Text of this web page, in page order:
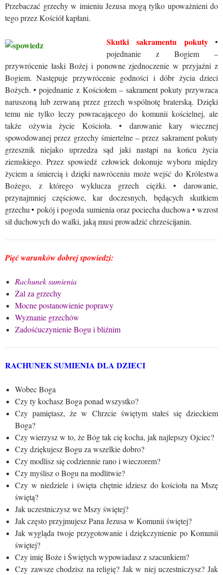
Przebaczać grzechy w imieniu Jezusa mogą tylko upoważnieni do
tego przez Kościół kapłani.
Skutki sakramentu pokuty
•
pojednanie z Bogiem –
przywrócenie łaski Bożej i ponowne zjednoczenie w przyjaźni z
Bogiem. Następuje przywrócenie godności i dóbr życia dzieci
Bożych. • pojednanie z Kościołem – sakrament pokuty przywraca
naruszoną lub zerwaną przez grzech wspólnotę braterską. Dzięki
temu nie tylko leczy powracającego do komunii kościelnej, ale
także ożywia życie Kościoła.
• darowanie kary wiecznej
spowodowanej przez grzechy śmiertelne – przez sakrament pokuty
grzesznik niejako uprzedza sąd jaki nastąpi na końcu życia
ziemskiego. Przez spowiedź człowiek dokonuje wyboru między
życiem a śmiercią i dzięki nawróceniu może wejść do Królestwa
Bożego, z którego wyklucza grzech ciężki.
• darowanie,
przynajmniej częściowe, kar doczesnych, będących skutkiem
grzechu • pokój i pogoda sumienia oraz pociecha duchowa • wzrost
sił duchowych do walki, jaką musi prowadzić chrześcijanin.
Pięć warunków dobrej spowiedzi:
Rachunek sumienia
Żal za grzechy
Mocne postanowienie poprawy
Wyznanie grzechów
Zadośćuczynienie Bogu i bliźnim
RACHUNEK SUMIENIA DLA DZIECI
Wobec Boga
Czy ty kochasz Boga ponad wszystko?
Czy pamiętasz, że w Chrzcie świętym stałeś się dzieckiem
Boga?
Czy wierzysz w to, że Bóg tak cię kocha, jak najlepszy Ojciec?
Czy dziękujesz Bogu za wszelkie dobro?
Czy modlisz się codziennie rano i wieczorem?
Czy myślisz o Bogu na modlitwie?
Czy w niedziele i święta chętnie idziesz do kościoła na Mszę
świętą?
Jak uczestniczysz we Mszy świętej?
Jak często przyjmujesz Pana Jezusa w Komunii świętej?
Jak wygląda twoje przygotowanie i dziękczynienie po Komunii
świętej?
Czy imię Boże i Świętych wypowiadasz z szacunkiem?
Czy zawsze chodzisz na religię? Jak w niej uczestniczysz? Jak